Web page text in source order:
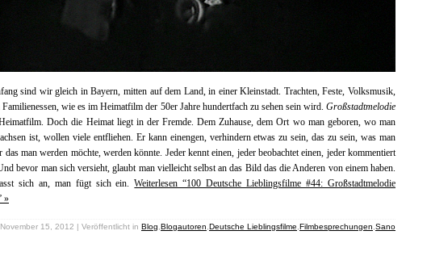
sind wir gleich in Bayern, mitten auf dem Land, in einer Kleinstadt. Trachten, Feste, Volksmusik,
Familienessen, wie es im Heimatfilm der 50er Jahre hundertfach zu sehen sein wird. Großstadtmelodie
Doch die Heimat liegt in der Fremde. Dem Zuhause, dem Ort wo man geboren, wo man
ist, wollen viele entfliehen. Er kann einengen, verhindern etwas zu sein, das zu sein, was man
das man werden möchte, werden könnte. Jeder kennt einen, jeder beobachtet einen, jeder kommentiert
bevor man sich versieht, glaubt man vielleicht selbst an das Bild das die Anderen von einem haben.
sich an, man fügt sich ein.Weiterlesen “100 Deutsche Lieblingsfilme #44: Großstadtmelodie
»
November 15, 2012 | Veröffentlicht in Blog Blogautoren Deutsche Lieblingsfilme Filmbesprechungen Sano